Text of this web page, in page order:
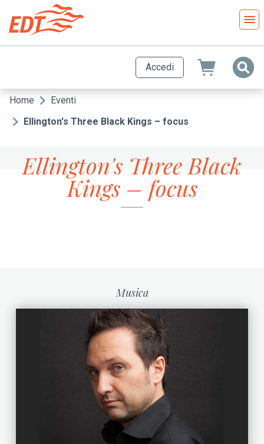
contenuto
principale
Accedi
Briciole
di
Home
Eventi
Ellington's Three Black Kings – focus
Ellington's Three Black
Kings – focus
Musica